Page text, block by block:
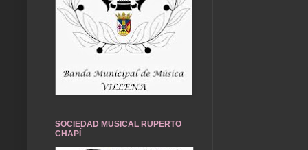
SOCIEDAD MUSICAL RUPERTO
CHAPÍ